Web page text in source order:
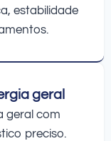
estabilidade
geral
geral com
preciso.